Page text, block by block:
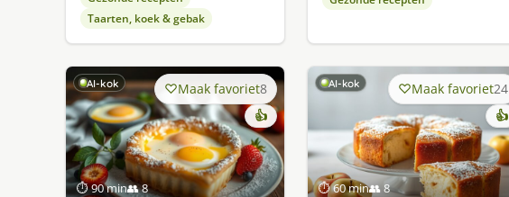
Taarten, koek & gebak
AI-kok
⏱ 90 min👥 8
Maak favoriet8
👍
AI-kok
⏱ 60 min👥 8
Maak favoriet24
👍